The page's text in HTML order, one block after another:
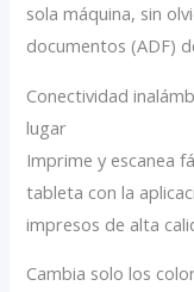
sola máquina, sin
documentos (ADF)
Conectividad
lugar
Imprime y escanea
tableta con la
impresos de alta
Cambia solo los